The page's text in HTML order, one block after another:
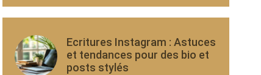
Ecritures Instagram : Astuces
et tendances pour des bio et
posts stylés